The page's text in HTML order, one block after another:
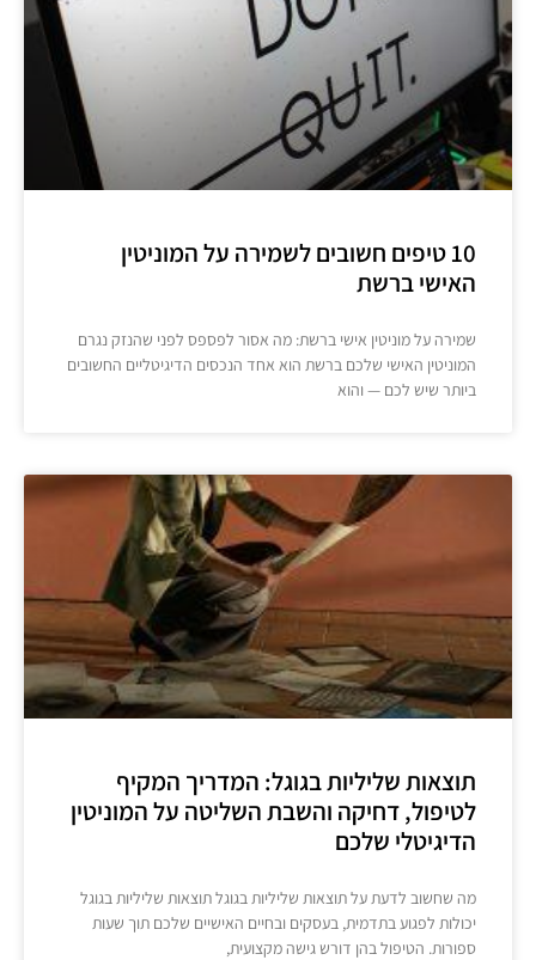
10 טיפים חשובים לשמירה על המוניטין
האישי ברשת
שמירה על מוניטין אישי ברשת: מה אסור לפספס לפני שהנזק נגרם
המוניטין האישי שלכם ברשת הוא אחד הנכסים הדיגיטליים החשובים
ביותר שיש לכם — והוא
תוצאות שליליות בגוגל: המדריך המקיף
לטיפול, דחיקה והשבת השליטה על המוניטין
הדיגיטלי שלכם
מה שחשוב לדעת על תוצאות שליליות בגוגל תוצאות שליליות בגוגל
יכולות לפגוע בתדמית, בעסקים ובחיים האישיים שלכם תוך שעות
ספורות. הטיפול בהן דורש גישה מקצועית,